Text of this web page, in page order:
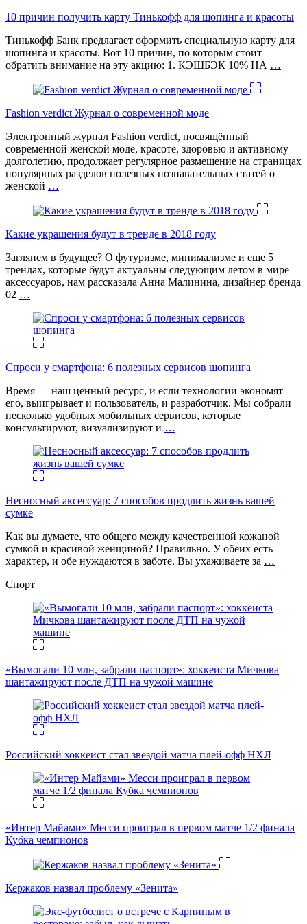
10 причин получить карту Тинькофф для шопинга и красоты
Тинькофф Банк предлагает оформить специальную карту для
шопинга и красоты. Вот 10 причин, по которым стоит
обратить внимание на эту акцию: 1. КЭШБЭК 10% НА …
Fashion verdict Журнал о современной моде
Электронный журнал Fashion verdict, посвящённый
современной женской моде, красоте, здоровью и активному
долголетию, продолжает регулярное размещение на страницах
популярных разделов полезных познавательных статей о
женской …
Какие украшения будут в тренде в 2018 году
Заглянем в будущее? О футуризме, минимализме и еще 5
трендах, которые будут актуальны следующим летом в мире
аксессуаров, нам рассказала Анна Малинина, дизайнер бренда
02 …
Спроси у смартфона: 6 полезных cервисов шопинга
Время — наш ценный ресурс, и если технологии экономят
его, выигрывает и пользователь, и разработчик. Мы собрали
несколько удобных мобильных сервисов, которые
консультируют, визуализируют и …
Несносный аксессуар: 7 способов продлить жизнь вашей
сумке
Как вы думаете, что общего между качественной кожаной
сумкой и красивой женщиной? Правильно. У обеих есть
характер, и обе нуждаются в заботе. Вы ухаживаете за …
Спорт
«Вымогали 10 млн, забрали паспорт»: хоккеиста Мичкова
шантажируют после ДТП на чужой машине
Российский хоккеист стал звездой матча плей-офф НХЛ
«Интер Майами» Месси проиграл в первом матче 1/2 финала
Кубка чемпионов
Кержаков назвал проблему «Зенита»